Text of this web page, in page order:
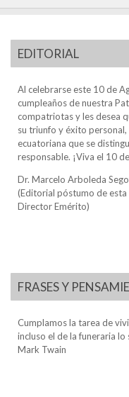
EDITORIAL
Al celebrarse este 10 de
cumpleaños de nuestra
compatriotas y les desea
su triunfo y éxito
ecuatoriana que se
responsable. ¡Viva el 10
Dr. Marcelo Arboleda
(Editorial póstumo de
Director Emérito)
FRASES Y
Cumplamos la tarea de
incluso el de la funeraria lo
Mark Twain